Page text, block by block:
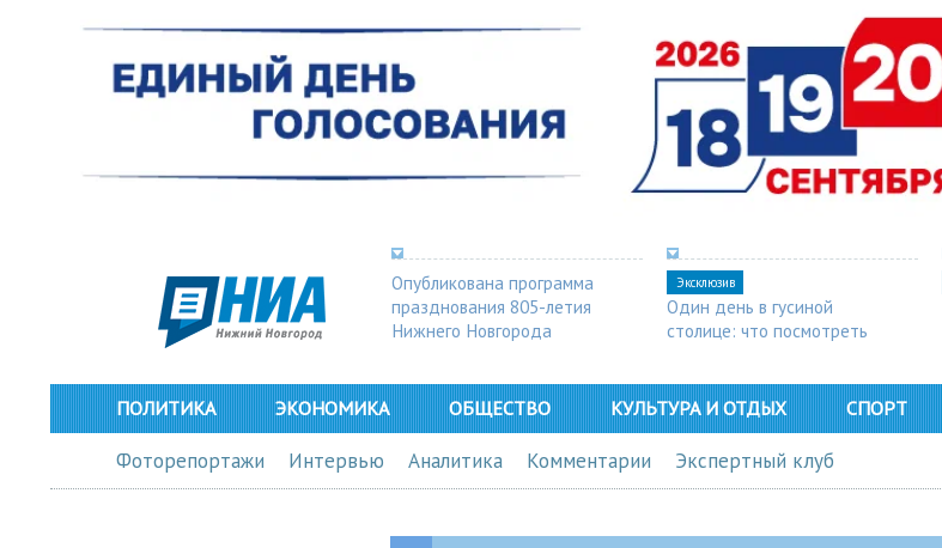
Опубликована программа
празднования 805-летия
Нижнего Новгорода
Эксклюзив
Один день в гусиной
столице: что посмотреть
ПОЛИТИКА ЭКОНОМИКА ОБЩЕСТВО КУЛЬТУРА И ОТДЫХ СПОРТ
Фоторепортажи Интервью Аналитика Комментарии Экспертный клуб